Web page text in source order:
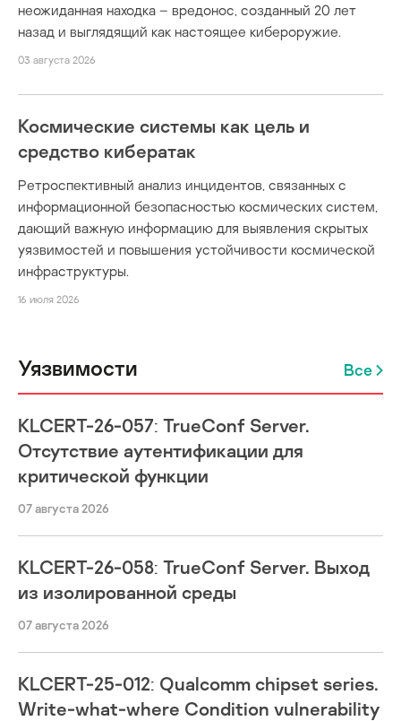
неожиданная находка – вредонос, созданный 20 лет
назад и выглядящий как настоящее кибероружие.
03 августа 2026
Космические системы как цель и
средство кибератак
Ретроспективный анализ инцидентов, связанных с
информационной безопасностью космических систем,
дающий важную информацию для выявления скрытых
уязвимостей и повышения устойчивости космической
инфраструктуры.
16 июля 2026
Уязвимости Все
KLCERT-26-057: TrueConf Server.
Отсутствие аутентификации для
критической функции
07 августа 2026
KLCERT-26-058: TrueConf Server. Выход
из изолированной среды
07 августа 2026
KLCERT-25-012: Qualcomm chipset series.
Write-what-where Condition vulnerability